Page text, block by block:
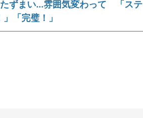
ずまい...雰囲気変わって 「ステ
「完璧！」